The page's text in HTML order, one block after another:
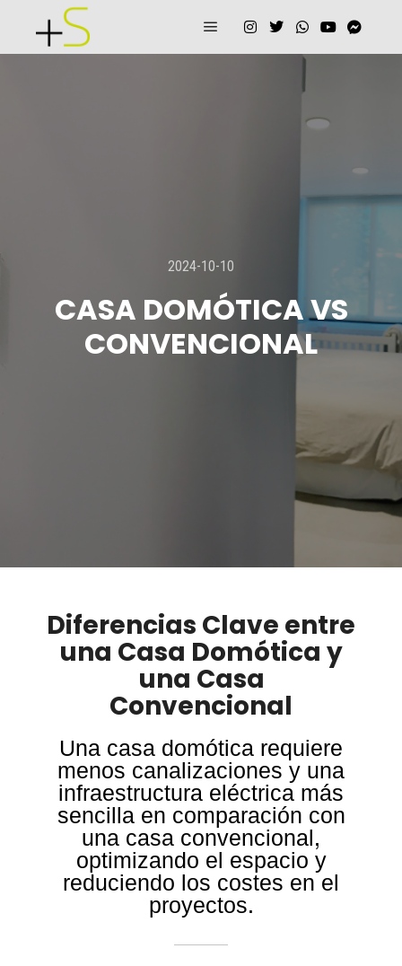
function add_excerpt_to_portfolio() {
add_post_type_support('projects', 'excerpt'); // Cambia 'projects' si el
slug es diferente } add_action('init', 'add_excerpt_to_portfolio');
2024-10-10
CASA DOMÓTICA VS
CONVENCIONAL
Diferencias Clave entre
una Casa Domótica y
una Casa
Convencional
Una casa domótica requiere
menos canalizaciones y una
infraestructura eléctrica más
sencilla en comparación con
una casa convencional,
optimizando el espacio y
reduciendo los costes en el
proyectos.